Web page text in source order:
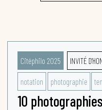
Citéphilo 2025 INVITÉ
notation photographie
10